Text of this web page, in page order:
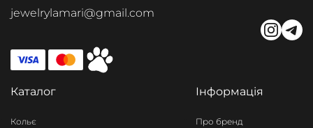
jewelrylamari@gmail.com
Каталог
Кольє
Інформація
Про бренд